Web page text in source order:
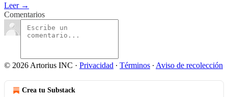
Leer →
Comentarios
© 2026 Artorius INC · Privacidad ∙ Términos ∙ Aviso de recolección
Crea tu Substack